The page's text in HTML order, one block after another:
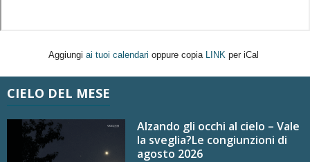
Aggiungi ai tuoi calendari oppure copia LINK per iCal
CIELO DEL MESE
Alzando gli occhi al cielo – Vale
la sveglia?Le congiunzioni di
agosto 2026